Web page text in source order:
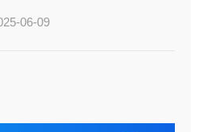
06-09